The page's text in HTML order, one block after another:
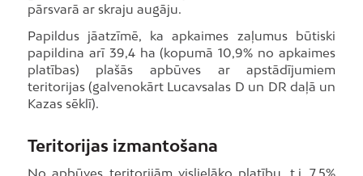
pārsvarā ar skraju augāju.
Papildus jāatzīmē, ka apkaimes zaļumus būtiski
papildina arī 39,4 ha (kopumā 10,9% no apkaimes
platības) plašās apbūves ar apstādījumiem
teritorijas (galvenokārt Lucavsalas D un DR daļā un
Kazas sēklī).
Teritorijas izmantošana
No apbūves teritorijām vislielāko platību, t.i. 7,5%